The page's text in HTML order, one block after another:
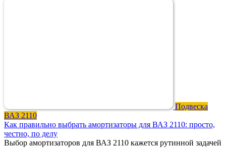
Подвеска
ВАЗ 2110
Как правильно выбрать амортизаторы для ВАЗ 2110: просто,
честно, по делу
Выбор амортизаторов для ВАЗ 2110 кажется рутинной задачей